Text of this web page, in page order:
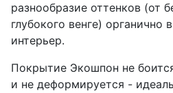
разнообразие оттенков (от
глубокого венге) органично
интерьер.
Покрытие Экошпон не
и не деформируется -